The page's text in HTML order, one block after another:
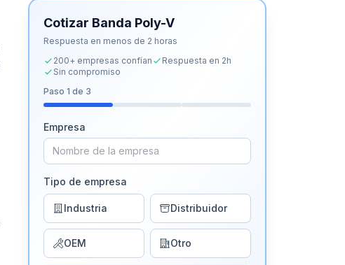
Cotizar Banda Poly-V
Respuesta en menos de 2 horas
200+ empresas confían
Respuesta en 2h
Sin compromiso
Paso 1 de 3
Empresa
Tipo de empresa
Industria Distribuidor
OEM Otro